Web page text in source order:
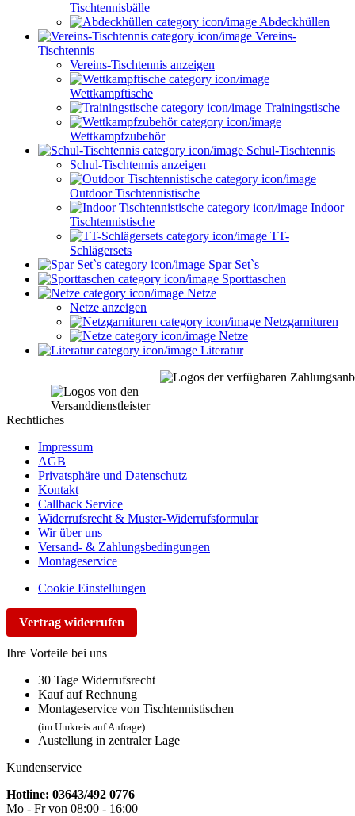
Tischtennisbälle
Abdeckhüllen
Vereins-
Tischtennis
Vereins-Tischtennis anzeigen
Wettkampftische
Trainingstische
Wettkampfzubehör
Schul-Tischtennis
Schul-Tischtennis anzeigen
Outdoor Tischtennistische
Indoor
Tischtennistische
TT-
Schlägersets
Spar Set`s
Sporttaschen
Netze
Netze anzeigen
Netzgarnituren
Netze
Literatur
Rechtliches
Impressum
AGB
Privatsphäre und Datenschutz
Kontakt
Callback Service
Widerrufsrecht & Muster-Widerrufsformular
Wir über uns
Versand- & Zahlungsbedingungen
Montageservice
Cookie Einstellungen
Vertrag widerrufen
Ihre Vorteile bei uns
30 Tage Widerrufsrecht
Kauf auf Rechnung
Montageservice von Tischtennistischen
(im Umkreis auf Anfrage)
Austellung in zentraler Lage
Kundenservice
Hotline: 03643/492 0776
Mo - Fr von 08:00 - 16:00